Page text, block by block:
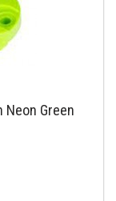
Green